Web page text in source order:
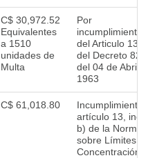
C$ 30,972.52
Equivalentes
a 1510
unidades de
Multa
Por
incumplimiento
del Articulo 139
del Decreto 828
del 04 de Abril
1963
C$ 61,018.80
Incumplimiento
artículo 13,
b) de la Norma
sobre Límites
Concentración.